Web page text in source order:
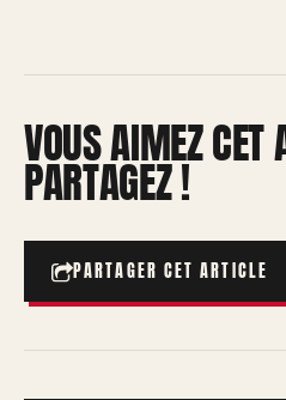
VOUS AIMEZ CET
PARTAGEZ !
PARTAGER CET ARTICLE